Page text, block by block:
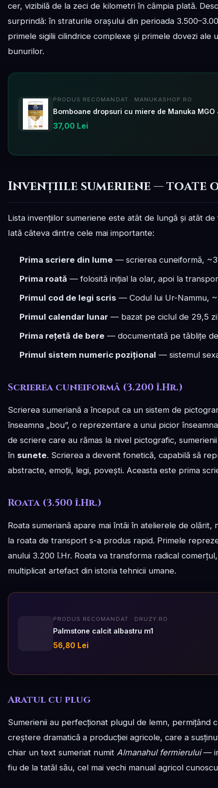
cer, vizibilă de la zeci de kilometri în câmpia plată.
surprindă: în straturile orașului din perioada
primele sigilii cilindrice complexe și primele dovezi ale
bunurilor.
PRODUS RECOMANDAT · MANUKASHOP.RO
37,00 Lei
Invențiile sumeriene — toate
Lista invențiilor sumeriene este atât de lungă și atât
Iată câteva dintre cele mai importante:
Prima scriere din lume — scrierea cuneiformă,
Prima roată — folosită inițial la olar, apoi la
Primul cod de legi scris — Codul lui Ur-Nammu,
Primul calendar lunar — bazat pe ciclul de 29,5
Prima rețetă de bere — documentată pe tăblițe
Primul sistem numeric pozițional — sistemul
Scrierea cuneiformă (3.200 î.Hr.)
Scrierea sumeriană a început ca un sistem de
înseamna „bou”, o reprezentare a unui picior
de scriere care au rămas la nivel pictografic,
în sunete. Scrierea a devenit fonetică, capabilă să
abstracte, emoții, legi, povești. Aceasta este prima
Roata (3.500 î.Hr.)
Roata sumeriană apare mai întâi în atelierele de
la roata de transport s-a produs rapid. Primele
anului 3.200 î.Hr. Roata va transforma radical
multiplicat artefact din istoria tehnicii umane.
PRODUS RECOMANDAT · DRUZY.RO
Palmstone calcit albastru m1
56,80 Lei
Aratul cu plug
Sumerienii au perfecționat plugul de lemn, permițând
creștere dramatică a producției agricole, care a
chiar un text sumeriat numit Almanahul fermierului—
fiu de la tatăl său, cel mai vechi manual agricol